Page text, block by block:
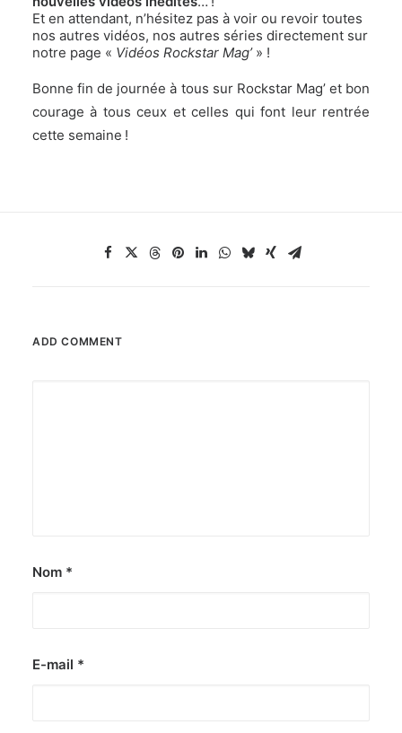
Et en attendant, n’hésitez pas à voir ou revoir toutes
nos autres vidéos, nos autres séries directement sur
notre page « Vidéos Rockstar Mag’» !
Bonne fin de journée à tous sur Rockstar Mag’ et bon
courage à tous ceux et celles qui font leur rentrée
cette semaine !
ADD COMMENT
Nom *
E-mail *